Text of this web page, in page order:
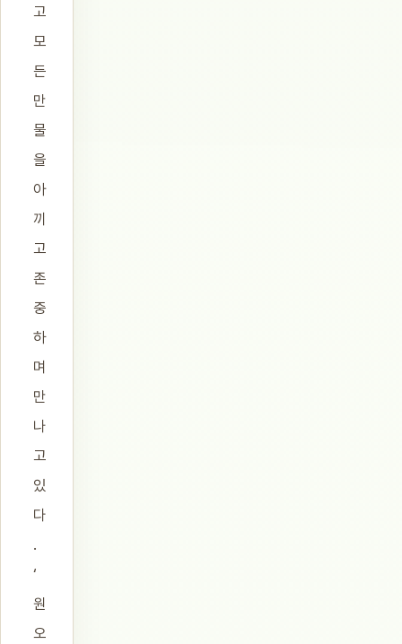
고
모
든
만
물
을
아
끼
고
존
중
하
며
만
나
고
있
다
.
‘
원
오